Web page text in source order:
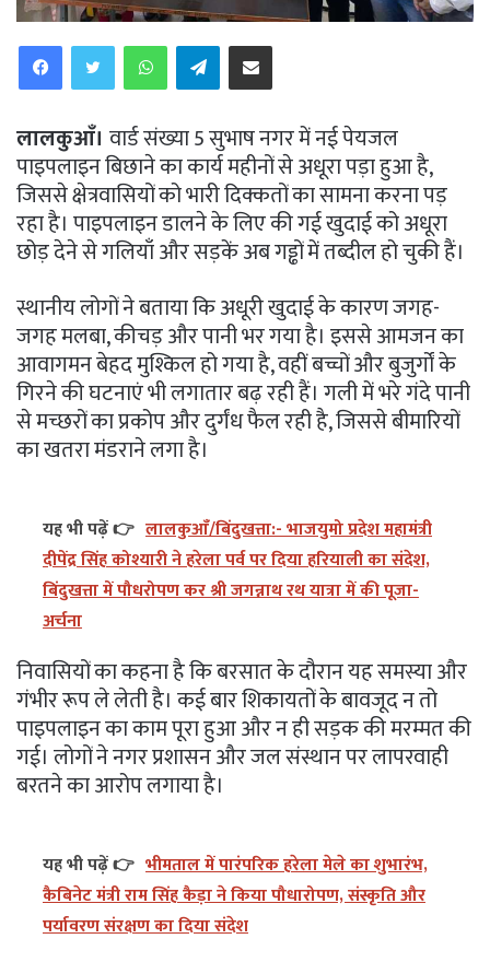
WhatsAppTelegramShare via Email
लालकुआँ। वार्ड संख्या 5 सुभाष नगर में नई पेयजल
पाइपलाइन बिछाने का कार्य महीनों से अधूरा पड़ा हुआ है,
जिससे क्षेत्रवासियों को भारी दिक्कतों का सामना करना पड़
रहा है। पाइपलाइन डालने के लिए की गई खुदाई को अधूरा
छोड़ देने से गलियाँ और सड़कें अब गड्ढों में तब्दील हो चुकी हैं।
स्थानीय लोगों ने बताया कि अधूरी खुदाई के कारण जगह-
जगह मलबा, कीचड़ और पानी भर गया है। इससे आमजन का
आवागमन बेहद मुश्किल हो गया है, वहीं बच्चों और बुजुर्गों के
गिरने की घटनाएं भी लगातार बढ़ रही हैं। गली में भरे गंदे पानी
से मच्छरों का प्रकोप और दुर्गंध फैल रही है, जिससे बीमारियों
का खतरा मंडराने लगा है।
यह भी पढ़ें 👉 लालकुआँ/बिंदुखत्ता:- भाजयुमो प्रदेश महामंत्री
दीपेंद्र सिंह कोश्यारी ने हरेला पर्व पर दिया हरियाली का संदेश,
बिंदुखत्ता में पौधरोपण कर श्री जगन्नाथ रथ यात्रा में की पूजा-
अर्चना
निवासियों का कहना है कि बरसात के दौरान यह समस्या और
गंभीर रूप ले लेती है। कई बार शिकायतों के बावजूद न तो
पाइपलाइन का काम पूरा हुआ और न ही सड़क की मरम्मत की
गई। लोगों ने नगर प्रशासन और जल संस्थान पर लापरवाही
बरतने का आरोप लगाया है।
यह भी पढ़ें 👉 भीमताल में पारंपरिक हरेला मेले का शुभारंभ,
कैबिनेट मंत्री राम सिंह कैड़ा ने किया पौधारोपण, संस्कृति और
पर्यावरण संरक्षण का दिया संदेश